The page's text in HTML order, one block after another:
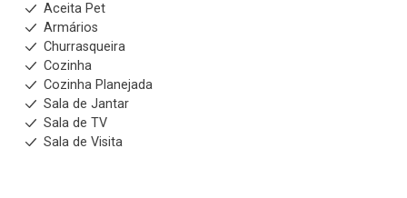
Aceita Pet
Armários
Churrasqueira
Cozinha
Cozinha Planejada
Sala de Jantar
Sala de TV
Sala de Visita